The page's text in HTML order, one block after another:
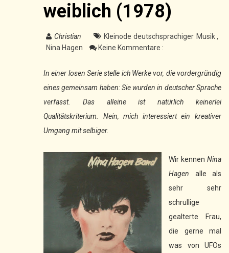
weiblich (1978)
Christian Kleinode deutschsprachiger Musik ,
Nina Hagen
Keine Kommentare :
In einer losen Serie stelle ich Werke vor, die vordergründig
eines gemeinsam haben: Sie wurden in deutscher Sprache
verfasst. Das alleine ist natürlich keinerlei
Qualitätskriterium. Nein, mich interessiert ein kreativer
Umgang mit selbiger.
Wir kennen Nina
Hagen alle als
sehr sehr
schrullige
gealterte Frau,
die gerne mal
was von UFOs